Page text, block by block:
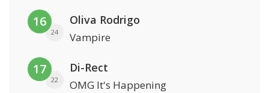
16
24
Oliva Rodrigo
Vampire
17
22
Di-Rect
OMG It's Happening